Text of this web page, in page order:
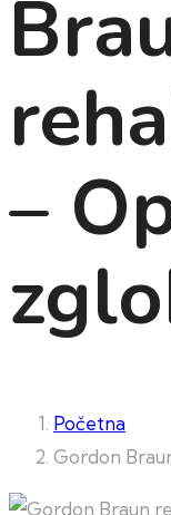
–
Početna
Gordon